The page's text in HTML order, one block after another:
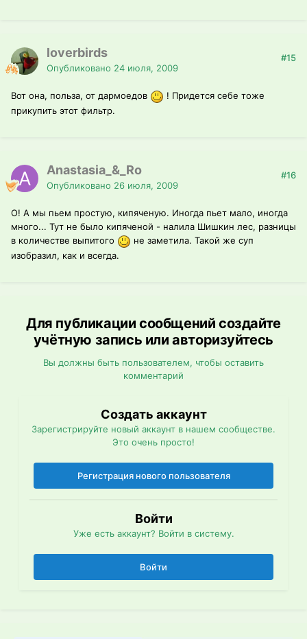
loverbirds
Опубликовано 24 июля, 2009
#15
Вот она, польза, от дармоедов
! Придется себе тоже
прикупить этот фильтр.
Anastasia_&_Ro
Опубликовано 26 июля, 2009
#16
О! А мы пьем простую, кипяченую. Иногда пьет мало, иногда
много... Тут не было кипяченой - налила Шишкин лес, разницы
в количестве выпитого
не заметила. Такой же суп
изобразил, как и всегда.
Для публикации сообщений создайте
учётную запись или авторизуйтесь
Вы должны быть пользователем, чтобы оставить
комментарий
Создать аккаунт
Зарегистрируйте новый аккаунт в нашем сообществе.
Это очень просто!
Регистрация нового пользователя
Войти
Уже есть аккаунт? Войти в систему.
Войти